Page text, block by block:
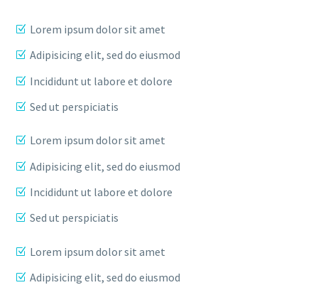
Lorem ipsum dolor sit amet
Adipisicing elit, sed do eiusmod
Incididunt ut labore et dolore
Sed ut perspiciatis
Lorem ipsum dolor sit amet
Adipisicing elit, sed do eiusmod
Incididunt ut labore et dolore
Sed ut perspiciatis
Lorem ipsum dolor sit amet
Adipisicing elit, sed do eiusmod